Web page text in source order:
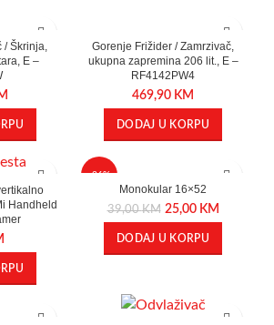
/ Škrinja,
E –
Gorenje Frižider / Zamrzivač,
ukupna zapremina 206 lit., E –
RF4142PW4
469,90 KM
DODAJ U KORPU
Handheld
-36%
Monokular 16×52
39,00KM 25,00 KM
DODAJ U KORPU